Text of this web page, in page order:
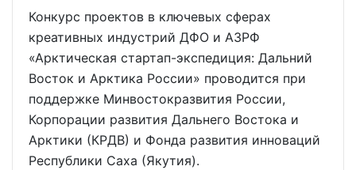
Конкурс проектов в ключевых сферах
креативных индустрий ДФО и АЗРФ
«Арктическая стартап-экспедиция: Дальний
Восток и Арктика России» проводится при
поддержке Минвостокразвития России,
Корпорации развития Дальнего Востока и
Арктики (КРДВ) и Фонда развития инноваций
Республики Саха (Якутия).